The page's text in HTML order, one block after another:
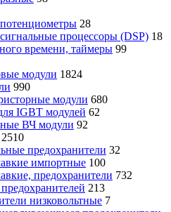
28
процессоры (DSP) 18
времени, таймеры 99
модули 1824
990
модули 680
IGBT модулей 62
ВЧ модули 92
2510
предохранители 32
импортные 100
предохранители 732
213
низковольтные 7